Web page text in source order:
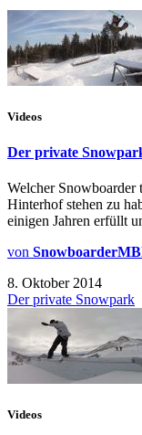
Videos
Der private
Welcher Snowboarder
Hinterhof stehen zu
einigen Jahren erfüllt
von
8. Oktober 2014
Der private Snowpark
Videos